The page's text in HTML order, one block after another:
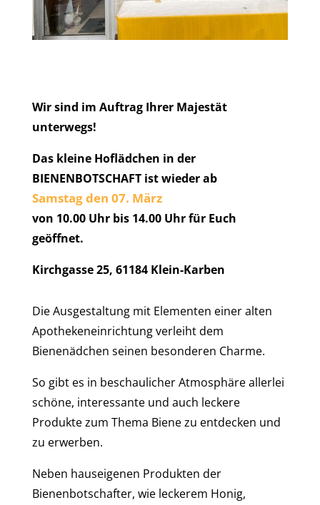
Wir sind im Auftrag Ihrer Majestät
unterwegs!
Das kleine Hoflädchen in der
BIENENBOTSCHAFT ist wieder ab
Samstag den 07. März
von 10.00 Uhr bis 14.00 Uhr für Euch
geöffnet.
Kirchgasse 25, 61184 Klein-Karben
Die Ausgestaltung mit Elementen einer alten
Apothekeneinrichtung verleiht dem
Bienenädchen seinen besonderen Charme.
So gibt es in beschaulicher Atmosphäre allerlei
schöne, interessante und auch leckere
Produkte zum Thema Biene zu entdecken und
zu erwerben.
Neben hauseigenen Produkten der
Bienenbotschafter, wie leckerem Honig,